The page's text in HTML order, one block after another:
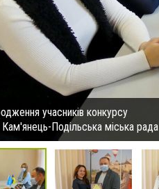
учасників конкурсу
Подільська міська рада